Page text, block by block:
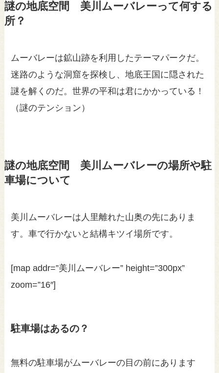
謎の地底空間 美川ムーバレーって何する
所？
ムーバレーは鉱山跡を利用したテーマパークだ。
迷路のような洞窟を探検し、地底王国に隠された
謎を解くのだ。世界の平和は君にかかっている！
（謎のテンション）
謎の地底空間 美川ムーバレーの場所や駐
車場について
美川ムーバレーは人里離れた山奥の先にありま
す。車で行かないと結構キツイ場所です。
[map addr=”美川ムーバレー” height=”300px”
zoom=”16″]
駐車場はあるの？
無料の駐車場がムーバレーの目の前にあります